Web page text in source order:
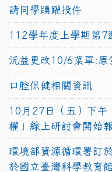
請同學踴躍投件
112學年度上學期第
沅益更改10/6菜單:原
口腔保健相關資訊
10月27日（五）下午
權」線上研討會開始
環境部資源循環署訂
於國立臺灣科學教育